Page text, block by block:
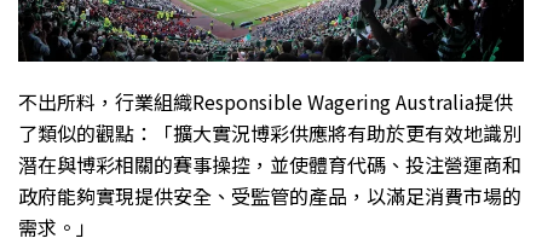
不出所料，行業組織Responsible Wagering Australia提供
了類似的觀點：「擴大實況博彩供應將有助於更有效地識別
潛在與博彩相關的賽事操控，並使體育代碼、投注營運商和
政府能夠實現提供安全、受監管的產品，以滿足消費市場的
需求。」